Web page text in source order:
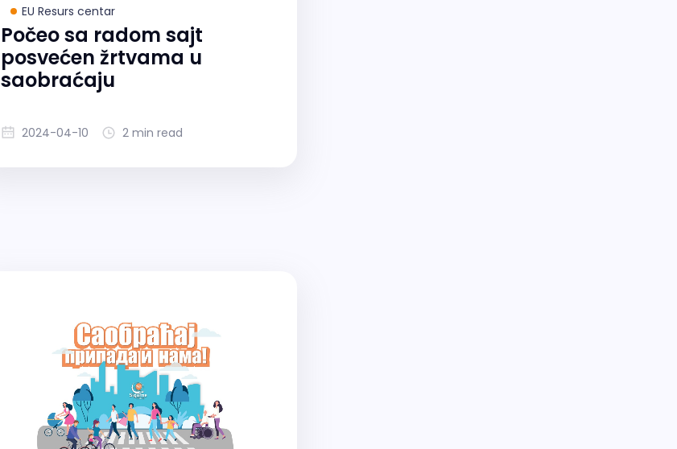
EU Resurs centar
Počeo sa radom sajt
posvećen žrtvama u
saobraćaju
2024-04-10 2 min read